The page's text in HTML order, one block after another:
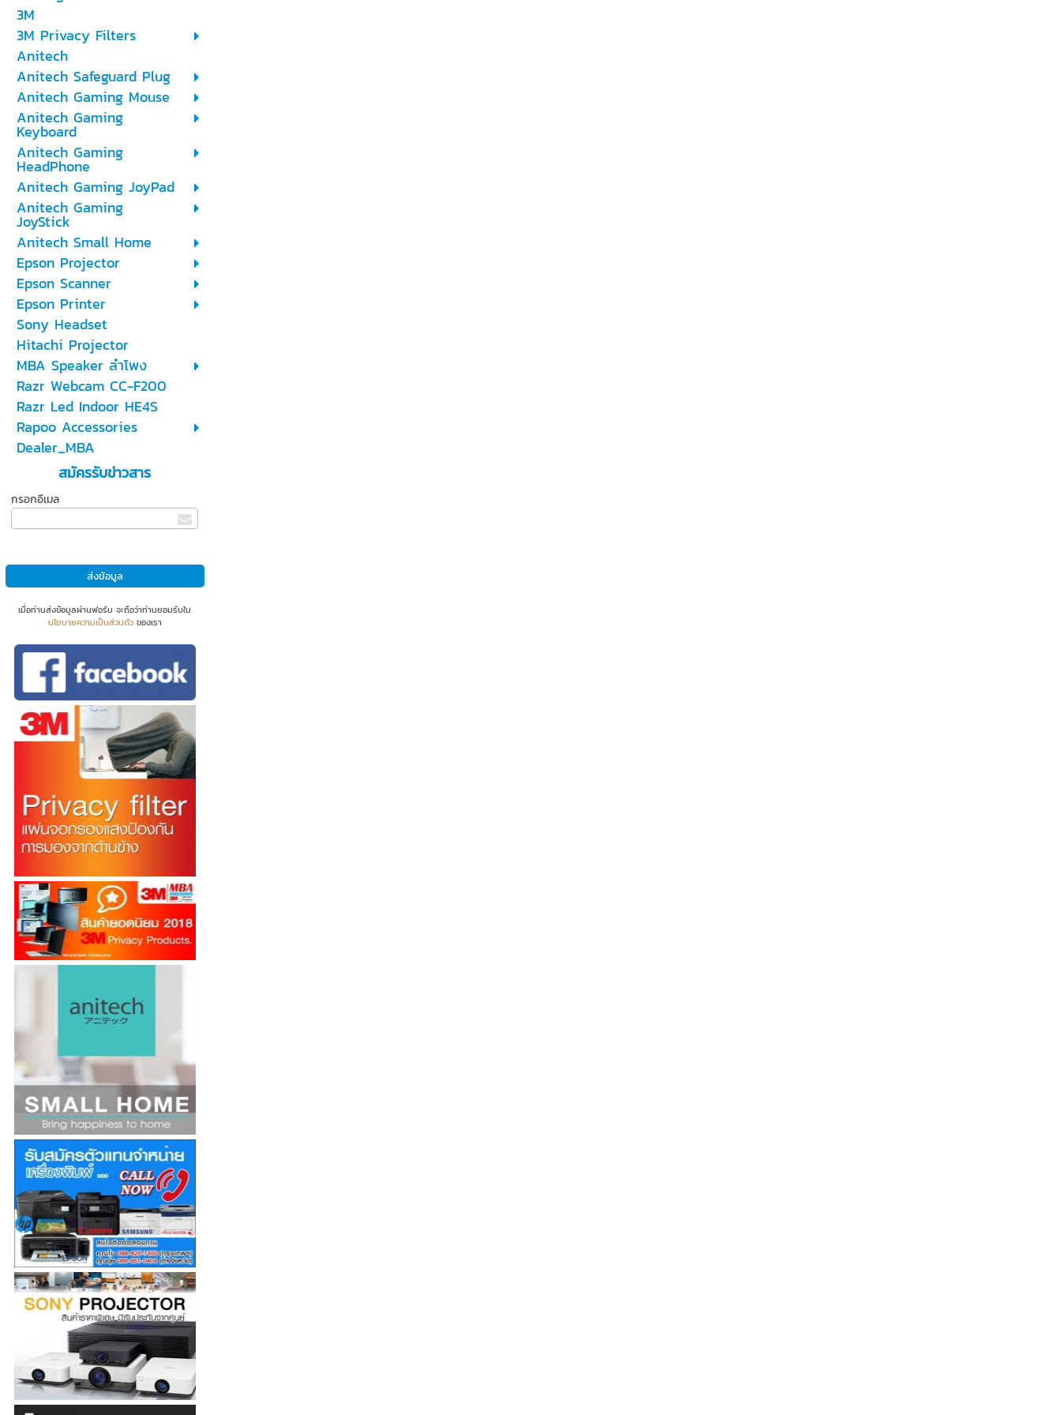
3M
3M Privacy Filters
Anitech
Anitech Safeguard Plug
Anitech Gaming Mouse
Anitech Gaming
Keyboard
Anitech Gaming
HeadPhone
Anitech Gaming JoyPad
Anitech Gaming
JoyStick
Anitech Small Home
Epson Projector
Epson Scanner
Epson Printer
Sony Headset
Hitachi Projector
MBA Speaker ลำโพง
Razr Webcam CC-F200
Razr Led Indoor HE4S
Rapoo Accessories
Dealer_MBA
สมัครรับข่าวสาร
กรอกอีเมล
เมื่อท่านส่งข้อมูลผ่านฟอร์ม จะถือว่าท่านยอมรับใน
นโยบายความเป็นส่วนตัวของเรา